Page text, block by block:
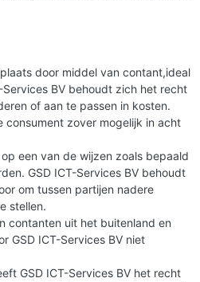
door middel van contant,ideal
BV behoudt zich het recht
of aan te passen in kosten.
consument zover mogelijk in acht
een van de wijzen zoals bepaald
GSD ICT-Services BV behoudt
om tussen partijen nadere
stellen.
contanten uit het buitenland en
GSD ICT-Services BV niet
GSD ICT-Services BV het recht